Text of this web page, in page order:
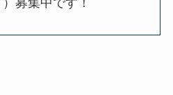
募集中です！